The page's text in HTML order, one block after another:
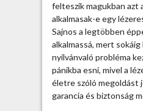
y
a
p
felteszik magukban azt
alkalmasak-e egy
Sajnos a legtöbben
alkalmassá, mert
nyilvánvaló probléma
pánikba esni, mivel a
életre szóló megoldást
garancia és biztonság